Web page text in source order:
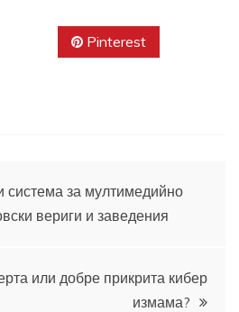
Pinterest
система за мултимедийно
вериги и заведения
или добре прикрита кибер
измама?